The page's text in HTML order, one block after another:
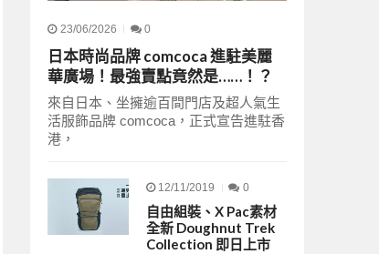
23/06/2026 0
日本時尚品牌 comcoca 進駐美麗
華廣場！最強賣點竟然是……！？
來自日本、坐擁逾百間門店及超人氣生
活服飾品牌 comcoca，正式宣告進駐香
港，
12/11/2019 0
自由組裝、X Pac素材
全新 Doughnut Trek
Collection 即日上市